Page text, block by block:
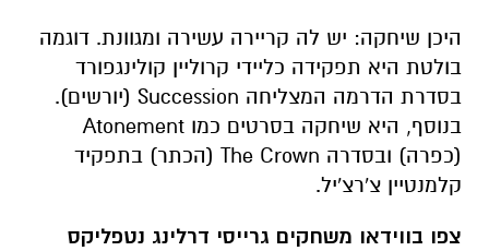
היכן שיחקה: יש לה קריירה עשירה ומגוונת. דוגמה
בולטת היא תפקידה כליידי קרוליין קולינגפורד
בסדרת הדרמה המצליחה Succession (יורשים).
בנוסף, היא שיחקה בסרטים כמו Atonement
(כפרה) ובסדרה The Crown (הכתר) בתפקיד
קלמנטיין צ'רצ'יל.
צפו בווידאו משחקים גרייסי דרלינג נטפליקס